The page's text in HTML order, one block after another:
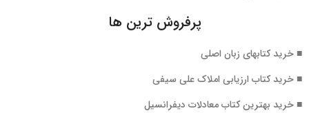
پرفروش ترین ها
■ خرید کتابهای زبان اصلی
■ خرید کتاب ارزیابی املاک علی سیفی
■ خرید بهترین کتاب معادلات دیفرانسیل